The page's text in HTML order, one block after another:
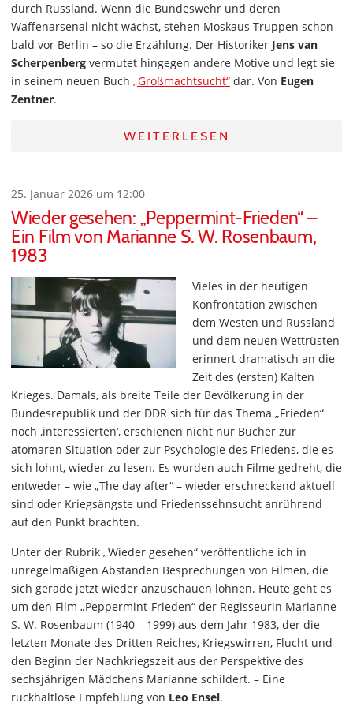
durch Russland. Wenn die Bundeswehr und deren
Waffenarsenal nicht wächst, stehen Moskaus Truppen schon
bald vor Berlin – so die Erzählung. Der Historiker Jens van
Scherpenberg vermutet hingegen andere Motive und legt sie
in seinem neuen Buch „Großmachtsucht“ dar. Von Eugen
Zentner.
WEITERLESEN
25. Januar 2026 um 12:00
Wieder gesehen: „Peppermint-Frieden“ –
Ein Film von Marianne S. W. Rosenbaum,
1983
Vieles in der heutigen
Konfrontation zwischen
dem Westen und Russland
und dem neuen Wettrüsten
erinnert dramatisch an die
Zeit des (ersten) Kalten
Krieges. Damals, als breite Teile der Bevölkerung in der
Bundesrepublik und der DDR sich für das Thema „Frieden“
noch ‚interessierten‘, erschienen nicht nur Bücher zur
atomaren Situation oder zur Psychologie des Friedens, die es
sich lohnt, wieder zu lesen. Es wurden auch Filme gedreht, die
entweder – wie „The day after“ – wieder erschreckend aktuell
sind oder Kriegsängste und Friedenssehnsucht anrührend
auf den Punkt brachten.
Unter der Rubrik „Wieder gesehen“ veröffentliche ich in
unregelmäßigen Abständen Besprechungen von Filmen, die
sich gerade jetzt wieder anzuschauen lohnen. Heute geht es
um den Film „Peppermint-Frieden“ der Regisseurin Marianne
S. W. Rosenbaum (1940 – 1999) aus dem Jahr 1983, der die
letzten Monate des Dritten Reiches, Kriegswirren, Flucht und
den Beginn der Nachkriegszeit aus der Perspektive des
sechsjährigen Mädchens Marianne schildert. – Eine
rückhaltlose Empfehlung von Leo Ensel.